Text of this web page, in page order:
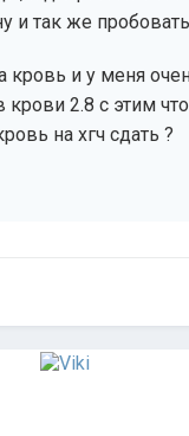
и так же
кровь и у меня
крови 2.8 с этим
на хгч сдать ?